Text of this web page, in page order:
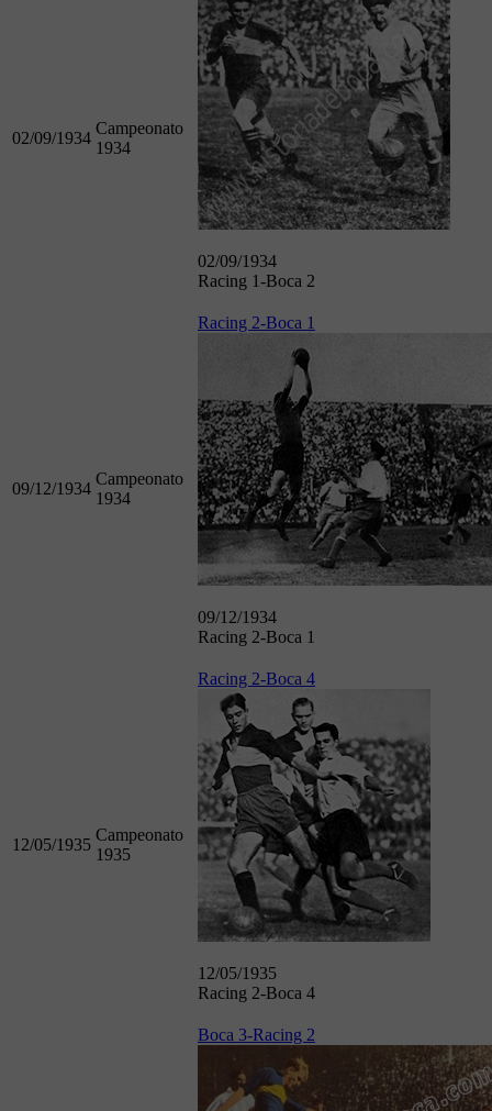
02/09/1934
Campeonato
1934
02/09/1934
Racing 1-Boca 2
09/12/1934
Campeonato
1934
Racing 2-Boca 1
09/12/1934
Racing 2-Boca 1
12/05/1935
Campeonato
1935
Racing 2-Boca 4
12/05/1935
Racing 2-Boca 4
Boca 3-Racing 2